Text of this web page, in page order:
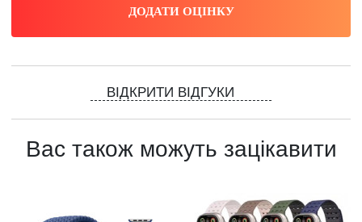
ВІДКРИТИ ВІДГУКИ
Вас також можуть зацікавити